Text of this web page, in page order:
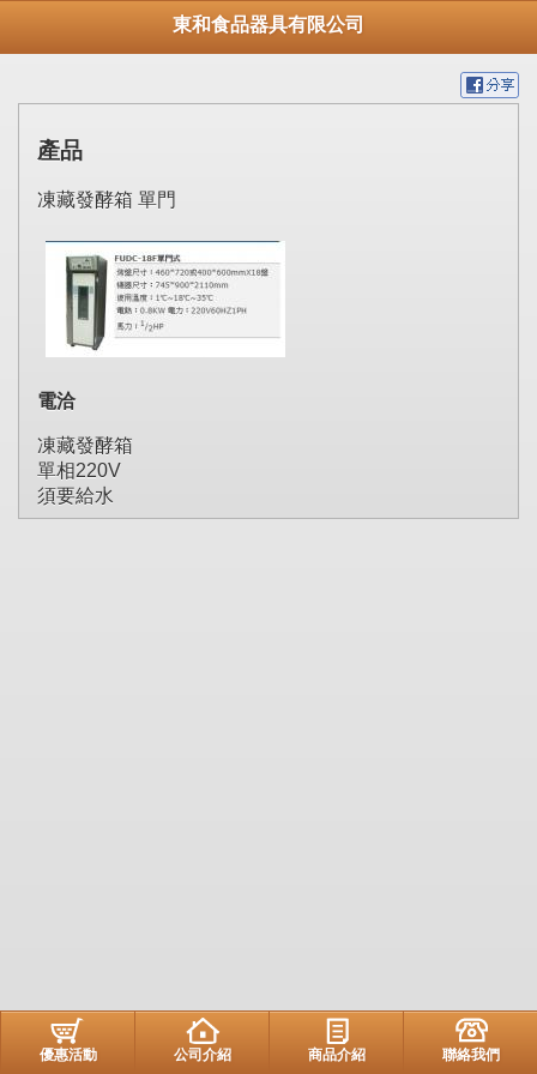
東和食品器具有限公司
產品
凍藏發酵箱 單門
電洽
凍藏發酵箱
單相220V
須要給水
優惠活動 公司介紹 商品介紹 聯絡我們